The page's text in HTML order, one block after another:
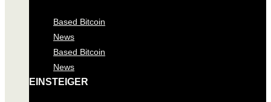
Based Bitcoin
News
Based Bitcoin
News
EINSTEIGER